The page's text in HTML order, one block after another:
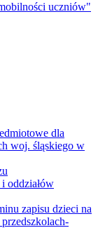
uczniów"
dla
woj. śląskiego w
oddziałów
zapisu dzieci na